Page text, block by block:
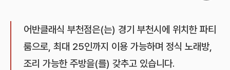
어반클래식 부천점은(는) 경기 부천시에 위치한 파티
룸으로, 최대 25인까지 이용 가능하며 정식 노래방,
조리 가능한 주방을(를) 갖추고 있습니다.